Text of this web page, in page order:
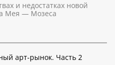
и недостатках новой
Мея — Мозеса
арт-рынок. Часть 2